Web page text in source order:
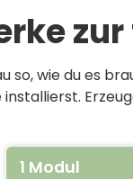
so, wie du es
1 Modul